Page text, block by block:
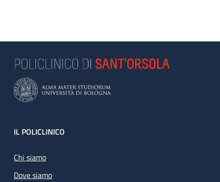
Footer
IL POLICLINICO
Chi siamo
Dove siamo